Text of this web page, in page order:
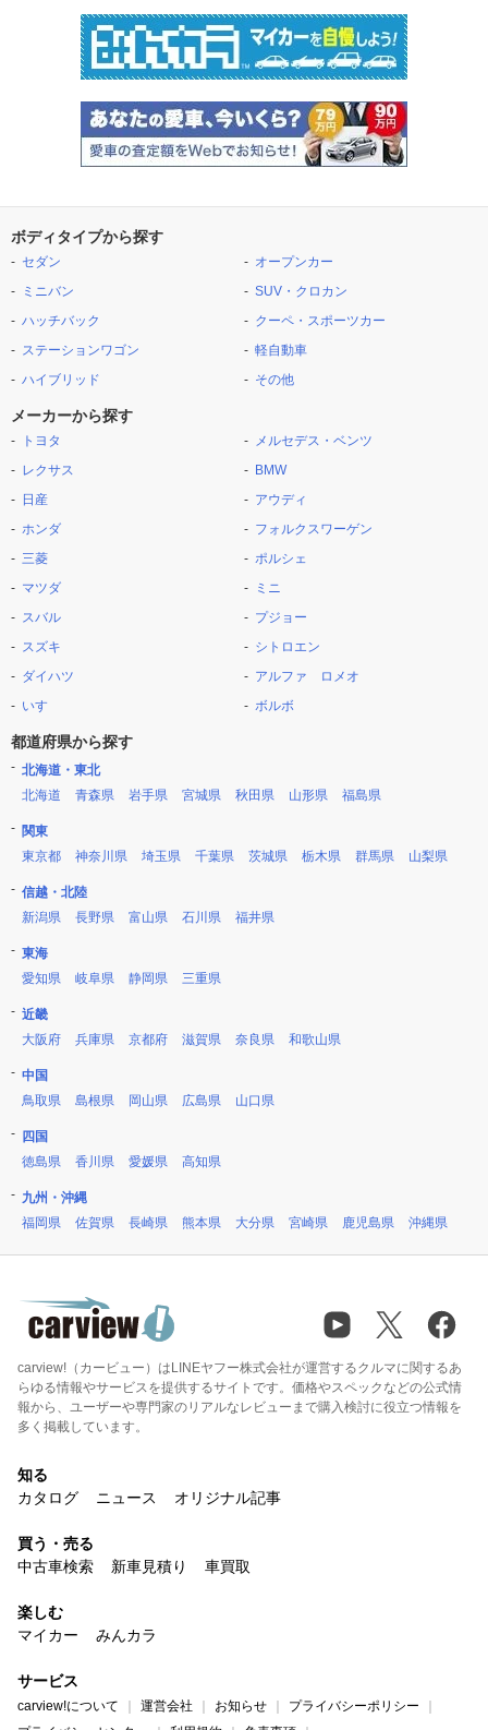
ボディタイプから探す
セダン
ミニバン
ハッチバック
ステーションワゴン
ハイブリッド
オープンカー
SUV・クロカン
クーペ・スポーツカー
軽自動車
その他
メーカーから探す
トヨタ
レクサス
日産
ホンダ
三菱
マツダ
スバル
スズキ
ダイハツ
いすゞ
メルセデス・ベンツ
BMW
アウディ
フォルクスワーゲン
ポルシェ
ミニ
プジョー
シトロエン
アルファ ロメオ
ボルボ
都道府県から探す
北海道・東北
北海道
青森県 岩手県 宮城県 秋田県 山形県 福島県
関東
東京都
神奈川県 埼玉県 千葉県 茨城県 栃木県 群馬県 山梨県
信越・北陸
新潟県
長野県 富山県 石川県 福井県
東海
愛知県
岐阜県 静岡県 三重県
近畿
大阪府
兵庫県 京都府 滋賀県 奈良県 和歌山県
中国
鳥取県
島根県 岡山県 広島県 山口県
四国
徳島県
香川県 愛媛県 高知県
九州・沖縄
福岡県
佐賀県 長崎県 熊本県 大分県 宮崎県 鹿児島県 沖縄県
carview!（カービュー）はLINEヤフー株式会社が運営するクルマに関するあ
らゆる情報やサービスを提供するサイトです。価格やスペックなどの公式情
報から、ユーザーや専門家のリアルなレビューまで購入検討に役立つ情報を
多く掲載しています。
知る
カタログ
ニュース オリジナル記事
買う・売る
中古車検索
新車見積り 車買取
楽しむ
マイカー
みんカラ
サービス
carview!について 運営会社 お知らせ
プライバシーポリシー